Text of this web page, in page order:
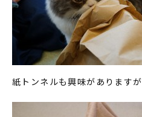
紙トンネルも興味がありますが